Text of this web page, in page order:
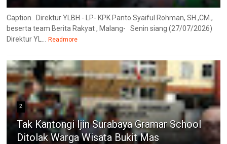
Caption. Direktur YLBH - LP- KPK Panto Syaiful Rohman, SH.,CM.,
beserta team Berita Rakyat , Malang- Senin siang (27/07/2026)
Direktur YL...
Readmore
2
Tak Kantongi Ijin Surabaya Gramar School
Ditolak Warga Wisata Bukit Mas